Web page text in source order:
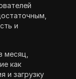
и
месяц,
как
и загрузку